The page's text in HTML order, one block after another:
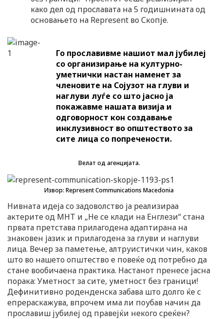
како дел од прославата на 5 годишнината од
основањето на Represent во Скопје.
Го прославивме нашиот мал јубилеј
со организирање на културно-
уметнички настан наменет за
членовите на Сојузот на глуви и
наглуви луѓе со што јасно ја
покажавме нашата визија и
одговорност кон создавање
инклузивност во општеството за
сите лица со попречености.
Велат од агенцијата.
Извор: Represent Communications Macedonia
Нивната идеја со задоволство ја реализираа
актерите од МНТ и „Не се клади на Енглези“ стана
првата претстава прилагодена адаптирана на
знаковен јазик и прилагодена за глуви и наглуви
лица. Вечер за паметење, алтруистички чин, каков
што во нашето општество е повеќе од потребно да
стане вообичаена практика. Настанот пренесе јасна
порака: Уметност за сите, уметност без граници!
Дефинитивно роденденска забава што долго ќе с
епрераскажува, впрочем има ли поубав начин да
прославиш јубилеј од правејќи некого среќен?